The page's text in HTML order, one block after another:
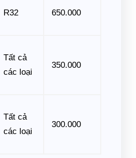
R32 650.000
Tất cả
các loại
350.000
Tất cả
các loại
300.000